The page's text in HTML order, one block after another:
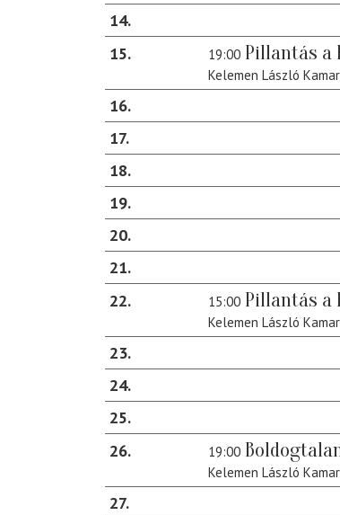
14
15
19:00 Pillantás a
Kelemen László
16
17
18
19
20
21
22
15:00 Pillantás a
Kelemen László
23
24
25
26
19:00
Kelemen László
27